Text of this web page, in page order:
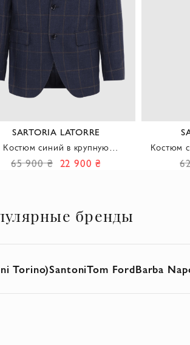
SARTORIA LATORRE
Костюм синий в крупную
контрастную клетку мужской
65 900 ₴ 22 900 ₴
Костюм
бренды
Torino)SantoniTom FordBarba